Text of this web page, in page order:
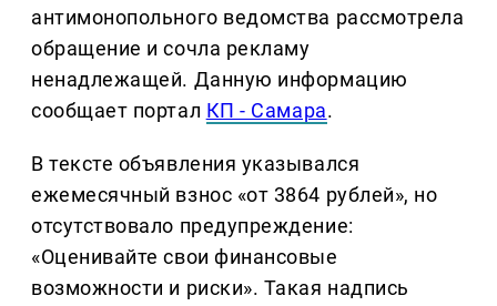
антимонопольного ведомства рассмотрела
обращение и сочла рекламу
ненадлежащей. Данную информацию
сообщает портал КП - Самара.
В тексте объявления указывался
ежемесячный взнос «от 3864 рублей», но
отсутствовало предупреждение:
«Оценивайте свои финансовые
возможности и риски». Такая надпись